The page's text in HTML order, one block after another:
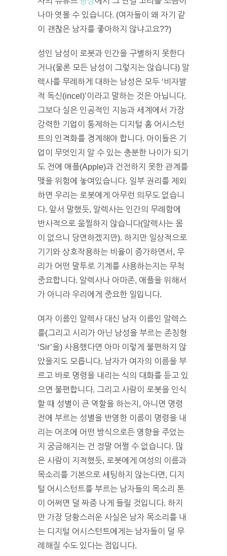
나마 엿볼 수 있습니다. (여자들이 왜 자기 같
이 괜찮은 남자를 좋아하지 않냐고요??)
성인 남성이 로봇과 인간을 구별하지 못한다
거나(물론 모든 남성이 그렇지는 않습니다) 알
렉사를 무례하게 대하는 남성은 모두 ‘비자발
적 독신(incel)’이라고 말하는 것은 아닙니다.
그보다 실은 인공적인 지능과 세계에서 가장
강력한 기업이 통제하는 디지털 홈 어시스턴
트의 인격화를 경계해야 합니다. 아이들은 기
업이 무엇인지 알 수 있는 충분한 나이가 되기
도 전에 애플(Apple)과 건전하지 못한 관계를
맺을 위험에 놓여있습니다. 일부 권리를 제외
하면 우리는 로봇에게 아무런 의무도 없습니
다. 앞서 말했듯, 알렉사는 인간의 무례함에
반사적으로 움찔하지 않습니다(알렉사는 몸
이 없으니 당연하겠지만). 하지만 일상적으로
기기와 상호작용하는 비율이 증가하면서, 우
리가 어떤 말투로 기계를 사용하는지는 무척
중요합니다. 알렉사나 아마존, 애플을 위해서
가 아니라 우리에게 중요한 일입니다.
여자 이름인 알렉사 대신 남자 이름인 알렉스
를(그리고 시리가 아닌 남성을 부르는 존칭형
‘Sir’을) 사용했다면 아마 이렇게 불편하지 않
았을지도 모릅니다. 남자가 여자의 이름을 부
르고 바로 명령을 내리는 식의 대화를 듣고 있
으면 불편합니다. 그리고 사람이 로봇을 인식
할 때 성별이 큰 역할을 하는지, 아니면 명령
전에 부르는 성별을 반영한 이름이 명령을 내
리는 어조에 어떤 방식으로든 영향을 주었는
지 궁금해지는 건 정말 어쩔 수 없습니다. 많
은 사람이 지적했듯, 로봇에게 여성의 이름과
목소리를 기본으로 세팅하지 않는다면, 디지
털 어시스턴트를 부르는 남자들의 목소리 톤
이 어쩌면 덜 짜증 나게 들릴 것입니다. 하지
만 가장 당황스러운 사실은 남자 목소리를 내
는 디지털 어시스턴트에게는 남자들이 덜 무
례해질 수도 있다는 점입니다.